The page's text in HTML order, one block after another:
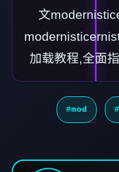
文
加载教程,全面
#mod